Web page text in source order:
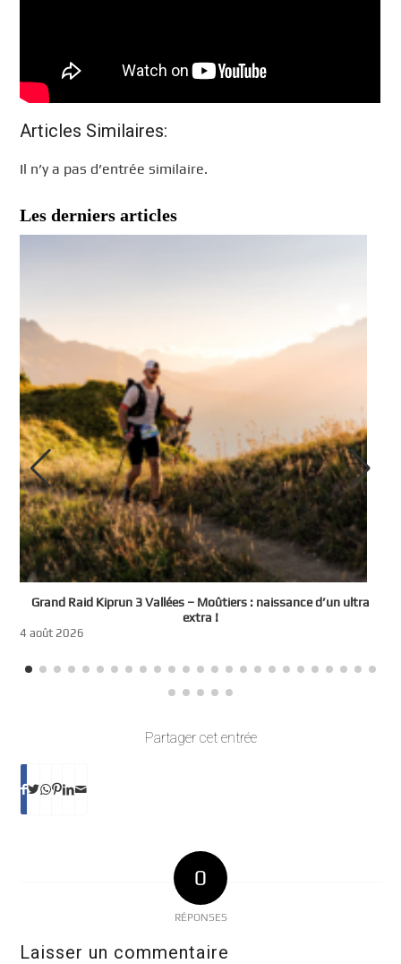
Articles Similaires:
Il n’y a pas d’entrée similaire.
Les derniers articles
Grand Raid Kiprun 3 Vallées – Moûtiers : naissance d’un ultra
extra !
4 août 2026
Partager cet entrée
0
RÉPONSES
Laisser un commentaire